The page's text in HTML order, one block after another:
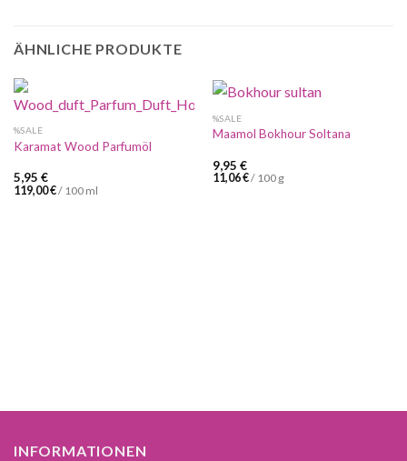
ÄHNLICHE PRODUKTE
%SALE
Karamat Wood Parfumöl
5,95 €
119,00€/ 100 ml
%SALE
Maamol Bokhour Soltana
9,95 €
11,06€/ 100 g
INFORMATIONEN